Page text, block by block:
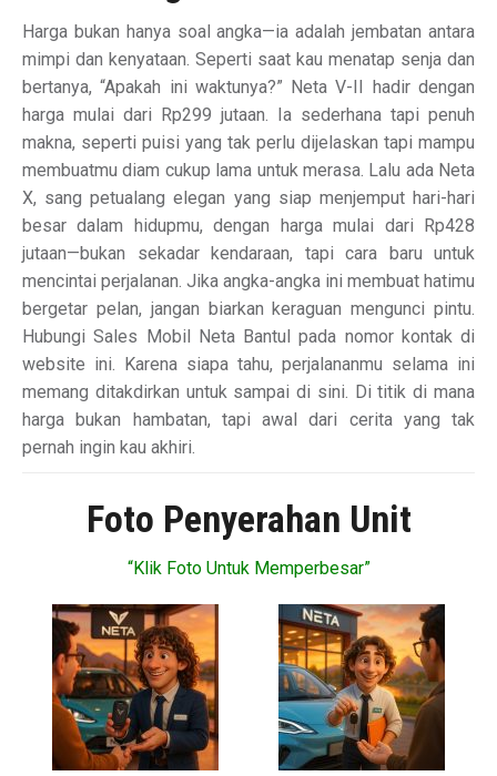
Harga bukan hanya soal angka—ia adalah jembatan antara
mimpi dan kenyataan. Seperti saat kau menatap senja dan
bertanya, “Apakah ini waktunya?” Neta V-II hadir dengan
harga mulai dari Rp299 jutaan. Ia sederhana tapi penuh
makna, seperti puisi yang tak perlu dijelaskan tapi mampu
membuatmu diam cukup lama untuk merasa. Lalu ada Neta
X, sang petualang elegan yang siap menjemput hari-hari
besar dalam hidupmu, dengan harga mulai dari Rp428
jutaan—bukan sekadar kendaraan, tapi cara baru untuk
mencintai perjalanan. Jika angka-angka ini membuat hatimu
bergetar pelan, jangan biarkan keraguan mengunci pintu.
Hubungi Sales Mobil Neta Bantul pada nomor kontak di
website ini. Karena siapa tahu, perjalananmu selama ini
memang ditakdirkan untuk sampai di sini. Di titik di mana
harga bukan hambatan, tapi awal dari cerita yang tak
pernah ingin kau akhiri.
Foto Penyerahan Unit
“Klik Foto Untuk Memperbesar”